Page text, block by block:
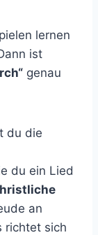
lernen
ist
genau
du die
du ein Lied
an
richtet sich